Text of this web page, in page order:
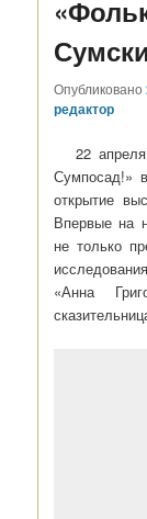
Опубликовано
редактор
22
Сумпосад!»
открытие
Впервые на
не только
«Анна